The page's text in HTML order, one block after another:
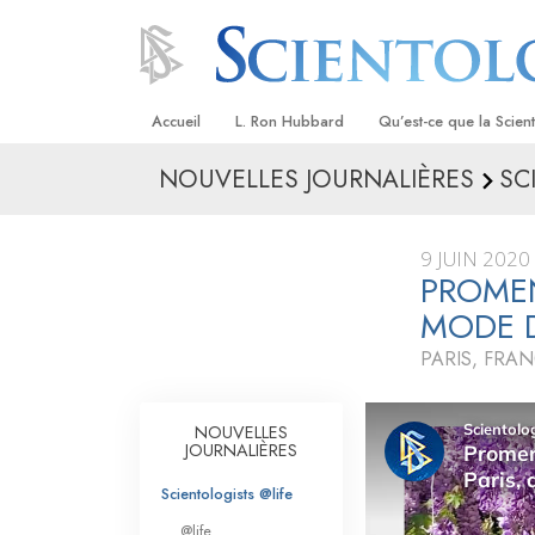
Accueil L. Ron Hubbard Qu’est-ce que la
Croyances et pratiques
Les scientologues et
Rencontrez un
À l’intérieur d’une
Les principes de base
Scientologie
La Dianétique : Une
NOUVELLES JOURNALIÈRES
9 JUIN 2020
MODE
PARIS,
NOUVELLES
JOURNALIÈRES
Scientologists @life